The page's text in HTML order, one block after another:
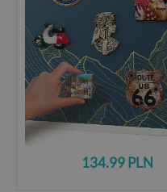
134.99 PLN